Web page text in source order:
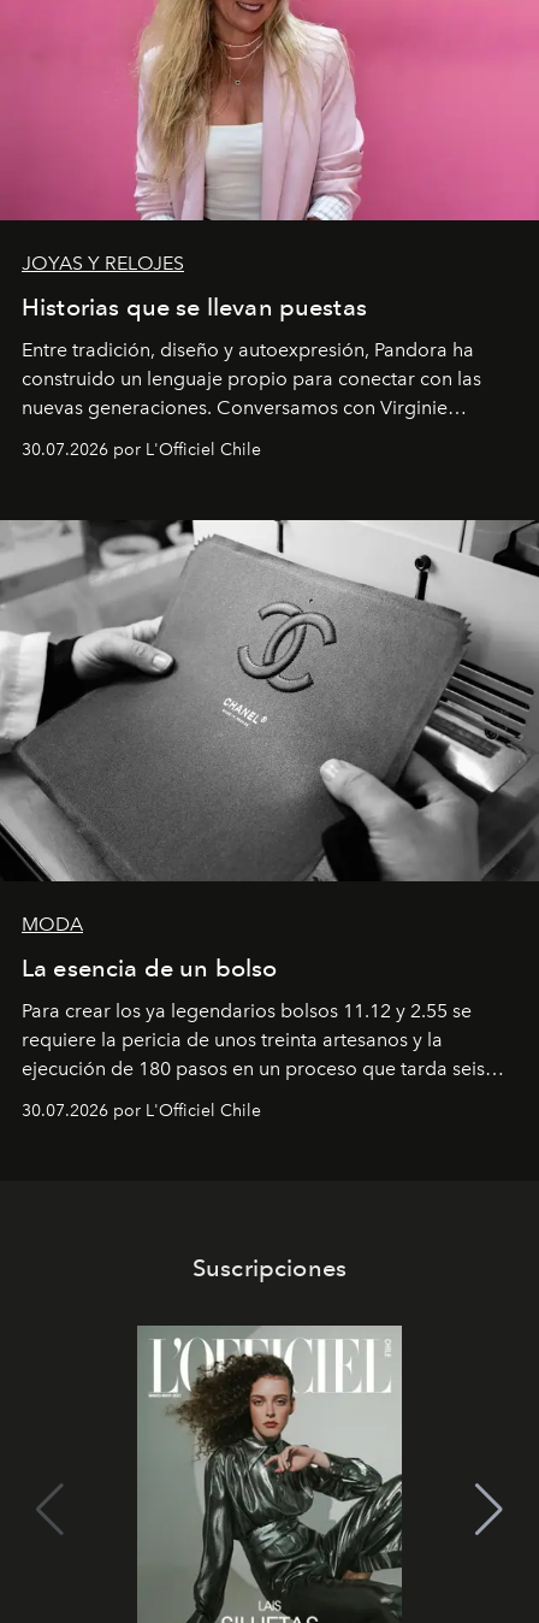
JOYAS Y RELOJES
Historias que se llevan puestas
Entre tradición, diseño y autoexpresión, Pandora ha
construido un lenguaje propio para conectar con las
nuevas generaciones. Conversamos con Virginie
Dubray, la responsable de marketing para
Latinoamérica, sobre identidad, cultura y el valor
30.07.2026 por L'Officiel Chile
MODA
La esencia de un bolso
Para crear los ya legendarios bolsos 11.12 y 2.55 se
requiere la pericia de unos treinta artesanos y la
ejecución de 180 pasos en un proceso que tarda seis
semanas. Los expertos ponen en práctica una técnica
que se enseña solamente en la escuela de formación de
30.07.2026 por L'Officiel Chile
Suscripciones